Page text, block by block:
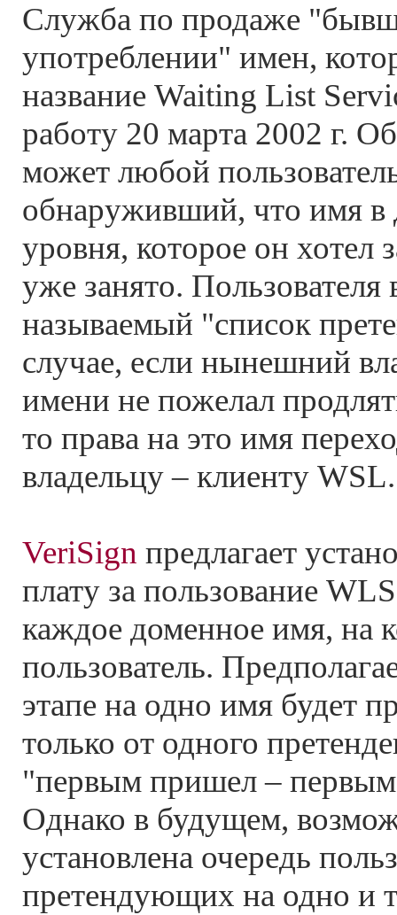
Служба по продаже
употреблении" имен,
название Waiting List
работу 20 марта 2002 г.
может любой
обнаруживший, что имя в
уровня, которое он хотел
уже занято. Пользователя
называемый "список
случае, если нынешний
имени не пожелал
то права на это имя
владельцу – клиенту WSL.
VeriSign предлагает
плату за пользование
каждое доменное имя, на
пользователь.
этапе на одно имя будет
только от одного
"первым пришел – первым
Однако в будущем,
установлена очередь
претендующих на одно и